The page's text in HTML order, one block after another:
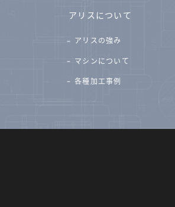
アリスについて
アリスの強み
マシンについて
各種加工事例